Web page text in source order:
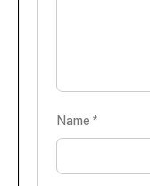
Name *